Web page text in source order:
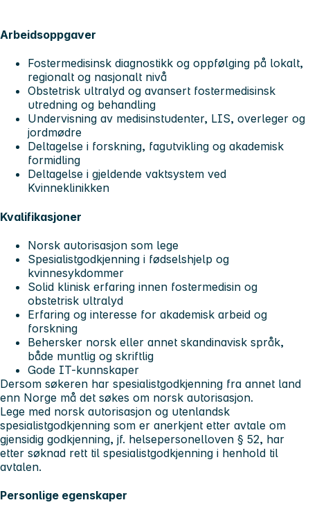
Arbeidsoppgaver
Fostermedisinsk diagnostikk og oppfølging på lokalt,
regionalt og nasjonalt nivå
Obstetrisk ultralyd og avansert fostermedisinsk
utredning og behandling
Undervisning av medisinstudenter, LIS, overleger og
jordmødre
Deltagelse i forskning, fagutvikling og akademisk
formidling
Deltagelse i gjeldende vaktsystem ved
Kvinneklinikken
Kvalifikasjoner
Norsk autorisasjon som lege
Spesialistgodkjenning i fødselshjelp og
kvinnesykdommer
Solid klinisk erfaring innen fostermedisin og
obstetrisk ultralyd
Erfaring og interesse for akademisk arbeid og
forskning
Behersker norsk eller annet skandinavisk språk,
både muntlig og skriftlig
Gode IT-kunnskaper
Dersom søkeren har spesialistgodkjenning fra annet land
enn Norge må det søkes om norsk autorisasjon.
Lege med norsk autorisasjon og utenlandsk
spesialistgodkjenning som er anerkjent etter avtale om
gjensidig godkjenning, jf. helsepersonelloven § 52, har
etter søknad rett til spesialistgodkjenning i henhold til
avtalen.
Personlige egenskaper